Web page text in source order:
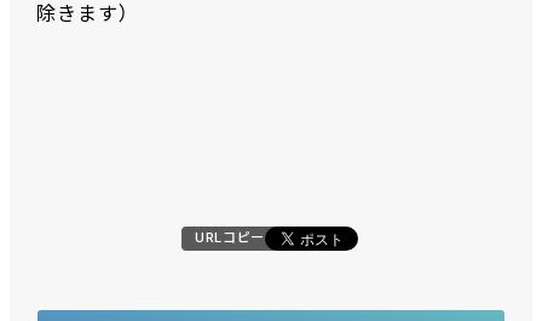
除きます）
URLコピー